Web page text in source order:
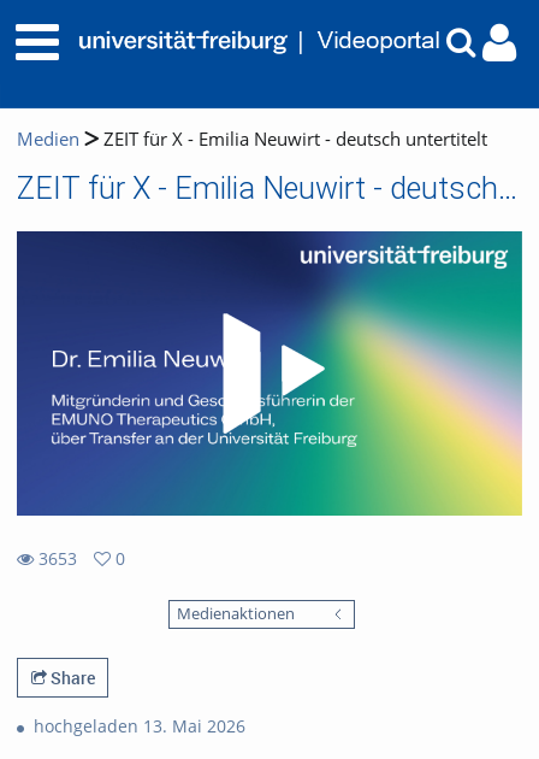
Medien ZEIT für X - Emilia Neuwirt - deutsch untertitelt
ZEIT für X - Emilia Neuwirt - deutsch untertitelt
3653
0
Medienaktionen
Share
hochgeladen 13. Mai 2026